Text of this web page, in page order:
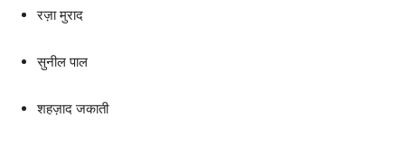
रज़ा मुराद
सुनील पाल
शहज़ाद जकाती